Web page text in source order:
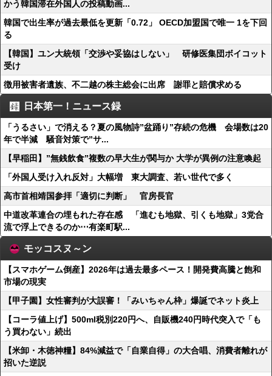
かう韓国滞在外国人の投稿動画...
韓国で出生率が過去最低を更新「0.72」 OECD加盟国で唯一 1を下回
る
【韓国】ユン大統領「交渉や妥協はしない」 研修医集団ボイコット
受け
徴用被害者遺族、不二越の株主総会に出席 謝罪と賠償求める
日本第一！ニュース録
「うるさい」で消える？夏の風物詩”盆踊り”存続の危機 会場数は20
年で半減 騒音対策で”サ...
【早稲田】”無銭飲食”複数の早大生が関与か 大学が異例の注意喚起
「外国人受け入れ反対」大幅増 東大調査、若い世代で多く
高市首相靖国参拝「適切に判断」 官房長官
中道改革連合の埋もれた存在感 「進むも地獄、引くも地獄」3党合
流で浮上できるのか⋯有楽町駅...
モッコスヌ～ン
【スマホゲーム倒産】2026年は過去最多ペース！開発費高騰と飽和
市場の現実
【甲子園】女性審判が大誤審！「みいちゃん枠」爆誕でネット炎上
【コーラ値上げ】500ml税別220円へ、自販機240円時代突入で「も
う買わない」続出
【米卸・木徳神糧】84%減益で「自業自得」の大合唱、消費者離れが
招いた逆説